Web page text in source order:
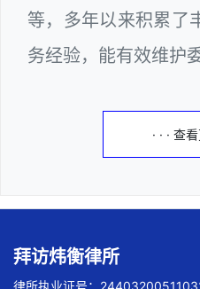
等，多年以来积累了
务经验，能有效维护
· · · 查
拜访炜衡律所
律所执业证号：